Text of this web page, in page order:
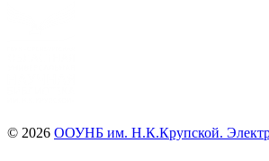
© 2026 ООУНБ им. Н.К.Крупской.